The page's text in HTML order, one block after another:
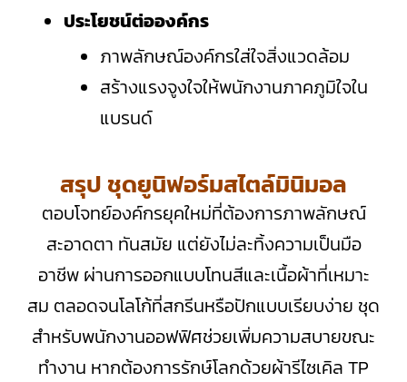
ประโยชน์ต่อองค์กร
ภาพลักษณ์องค์กรใส่ใจสิ่งแวดล้อม
สร้างแรงจูงใจให้พนักงานภาคภูมิใจใน
แบรนด์
สรุป ชุดยูนิฟอร์มสไตล์มินิมอล
ตอบโจทย์องค์กรยุคใหม่ที่ต้องการภาพลักษณ์
สะอาดตา ทันสมัย แต่ยังไม่ละทิ้งความเป็นมือ
อาชีพ ผ่านการออกแบบโทนสีและเนื้อผ้าที่เหมาะ
สม ตลอดจนโลโก้ที่สกรีนหรือปักแบบเรียบง่าย ชุด
สำหรับพนักงานออฟฟิศช่วยเพิ่มความสบายขณะ
ทำงาน หากต้องการรักษ์โลกด้วยผ้ารีไซเคิล TP